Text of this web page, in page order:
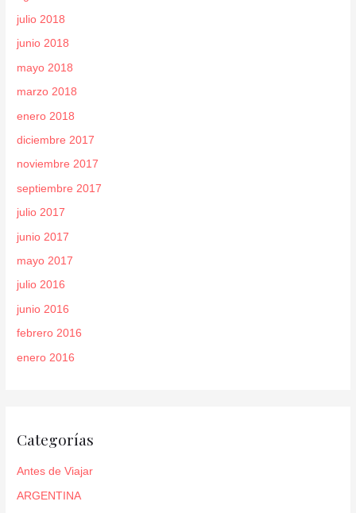
julio 2018
junio 2018
mayo 2018
marzo 2018
enero 2018
diciembre 2017
noviembre 2017
septiembre 2017
julio 2017
junio 2017
mayo 2017
julio 2016
junio 2016
febrero 2016
enero 2016
Categorías
Antes de Viajar
ARGENTINA